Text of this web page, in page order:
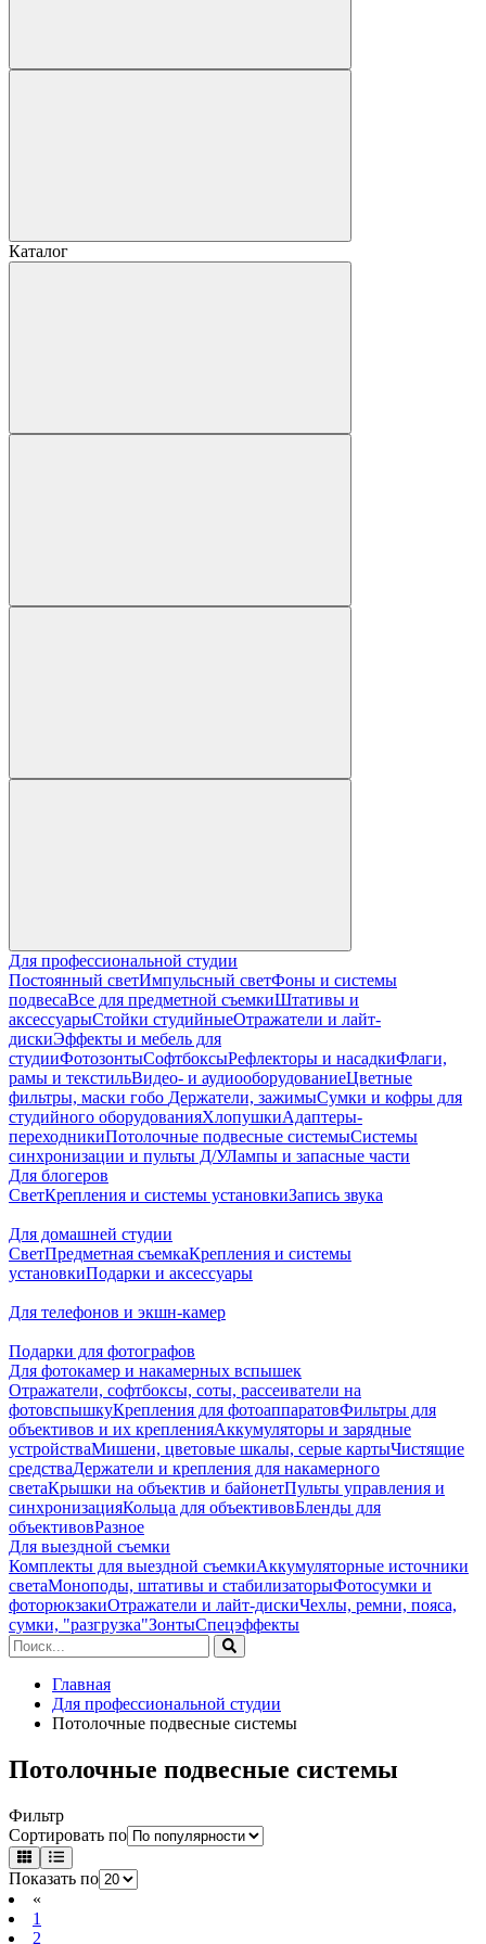
Каталог
Для профессиональной студии
Постоянный светИмпульсный светФоны и системы
подвесаВсе для предметной съемкиШтативы и
аксессуарыСтойки студийныеОтражатели и лайт-
дискиЭффекты и мебель для
студииФотозонтыСофтбоксыРефлекторы и насадкиФлаги,
рамы и текстильВидео- и аудиооборудованиеЦветные
фильтры, маски гобо Держатели, зажимыСумки и кофры для
студийного оборудованияХлопушкиАдаптеры-
переходникиПотолочные подвесные системыСистемы
синхронизации и пульты Д/УЛампы и запасные части
Для блогеров
СветКрепления и системы установкиЗапись звука
Для домашней студии
СветПредметная съемкаКрепления и системы
установкиПодарки и аксессуары
Для телефонов и экшн-камер
Подарки для фотографов
Для фотокамер и накамерных вспышек
Отражатели, софтбоксы, соты, рассеиватели на
фотовспышкуКрепления для фотоаппаратовФильтры для
объективов и их крепленияАккумуляторы и зарядные
устройстваМишени, цветовые шкалы, серые картыЧистящие
средстваДержатели и крепления для накамерного
светаКрышки на объектив и байонетПульты управления и
синхронизацияКольца для объективовБленды для
объективовРазное
Для выездной съемки
Комплекты для выездной съемкиАккумуляторные источники
светаМоноподы, штативы и стабилизаторыФотосумки и
фоторюкзакиОтражатели и лайт-дискиЧехлы, ремни, пояса,
сумки, "разгрузка"ЗонтыСпецэффекты
Главная
Для профессиональной студии
Потолочные подвесные системы
Потолочные подвесные системы
Фильтр
Сортировать по
Показать по
«
1
2